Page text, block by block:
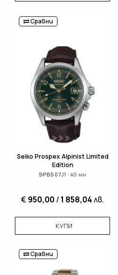
Сравни
Seiko Prospex Alpinist Limited
Edition
SPB507J1 · 40 мм
€ 950,00 /1 858,04лв.
КУПИ
Сравни